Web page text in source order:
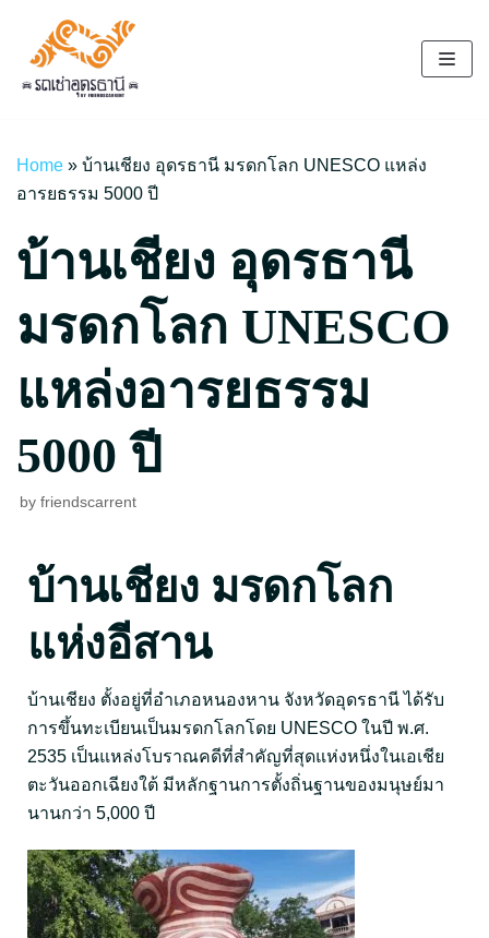
Skip
to
content
Home » บ้านเชียง อุดรธานี มรดกโลก UNESCO แหล่ง
อารยธรรม 5000 ปี
บ้านเชียง อุดรธานี
มรดกโลก UNESCO
แหล่งอารยธรรม
5000 ปี
by friendscarrent
บ้านเชียง มรดกโลก
แห่งอีสาน
บ้านเชียง ตั้งอยู่ที่อำเภอหนองหาน จังหวัดอุดรธานี ได้รับ
การขึ้นทะเบียนเป็นมรดกโลกโดย UNESCO ในปี พ.ศ.
2535 เป็นแหล่งโบราณคดีที่สำคัญที่สุดแห่งหนึ่งในเอเชีย
ตะวันออกเฉียงใต้ มีหลักฐานการตั้งถิ่นฐานของมนุษย์มา
นานกว่า 5,000 ปี